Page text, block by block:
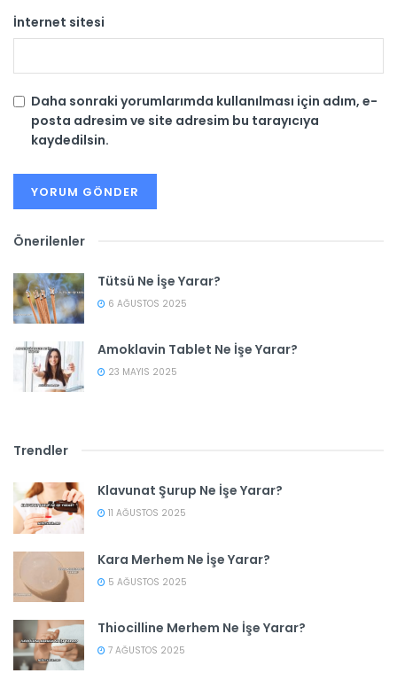
İnternet sitesi
Daha sonraki yorumlarımda kullanılması için adım, e-
posta adresim ve site adresim bu tarayıcıya
kaydedilsin.
Önerilenler
Tütsü Ne İşe Yarar?
6 AĞUSTOS 2025
Amoklavin Tablet Ne İşe Yarar?
23 MAYIS 2025
Trendler
Klavunat Şurup Ne İşe Yarar?
11 AĞUSTOS 2025
Kara Merhem Ne İşe Yarar?
5 AĞUSTOS 2025
Thiocilline Merhem Ne İşe Yarar?
7 AĞUSTOS 2025